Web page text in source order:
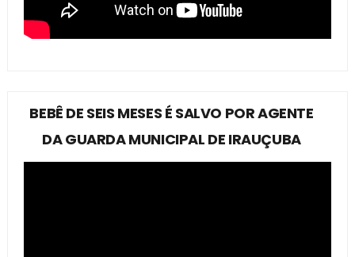
BEBÊ DE SEIS MESES É SALVO POR AGENTE
DA GUARDA MUNICIPAL DE IRAUÇUBA